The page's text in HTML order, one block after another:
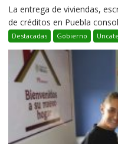
La entrega de viviendas,
de créditos en Puebla
Destacadas Gobierno